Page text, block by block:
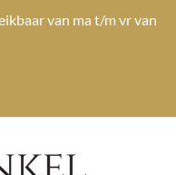
van ma t/m vr van